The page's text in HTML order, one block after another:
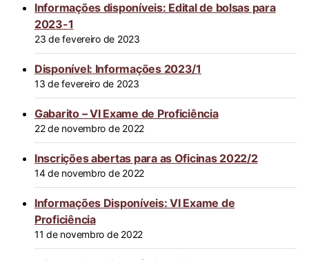
Informações disponíveis: Edital de bolsas para
2023-1
23 de fevereiro de 2023
Disponível: Informações 2023/1
13 de fevereiro de 2023
Gabarito – VI Exame de Proficiência
22 de novembro de 2022
Inscrições abertas para as Oficinas 2022/2
14 de novembro de 2022
Informações Disponíveis: VI Exame de
Proficiência
11 de novembro de 2022